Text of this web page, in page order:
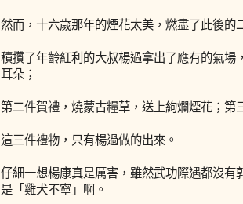
然而，十六歲那年的煙花太美，燃盡了此後的
積攢了年齡紅利的大叔楊過拿出了應有的氣
耳朵；
第二件賀禮，燒蒙古糧草，送上絢爛煙花；第
這三件禮物，只有楊過做的出來。
仔細一想楊康真是厲害，雖然武功際遇都沒
是「雞犬不寧」啊。